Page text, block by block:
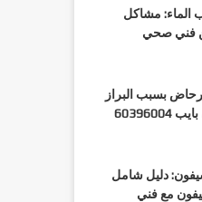
الماء: مشاكل
فني صحي
بسبب البراز
دليل شامل
مع فني